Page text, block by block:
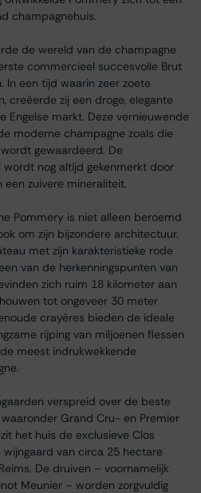
champagnehuis.
de wereld van de champagne
commercieel succesvolle Brut
In een tijd waarin zeer zoete
creëerde zij een droge, elegante
Engelse markt. Deze vernieuwende
moderne champagne zoals die
gewaardeerd. De
nog altijd gekenmerkt door
een zuivere mineraliteit.
Pommery is niet alleen beroemd
om zijn bijzondere architectuur.
met zijn karakteristieke rode
van de herkenningspunten van
zich ruim 18 kilometer aan
tot ongeveer 30 meter
crayères bieden de ideale
rijping van miljoenen flessen
meest indrukwekkende
verspreid over de beste
Grand Cru- en Premier
het huis de exclusieve Clos
van circa 25 hectare
De druiven – voornamelijk
Meunier – worden zorgvuldig